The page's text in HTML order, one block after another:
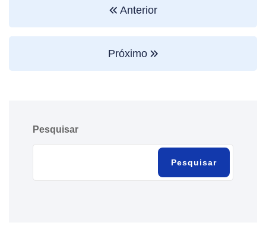
Anterior
Próximo
Pesquisar
Pesquisar